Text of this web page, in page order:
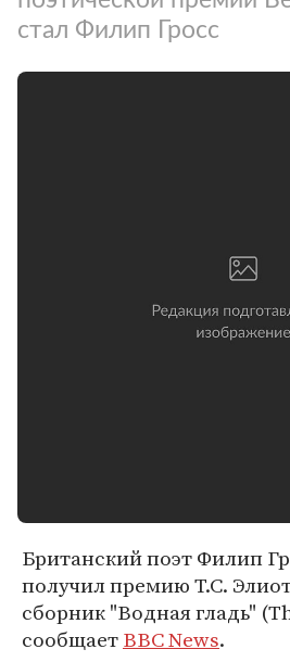
стал Филип Гросс
Британский поэт Филип
получил премию Т.С.
сборник "Водная гладь"
сообщаетBBC News.